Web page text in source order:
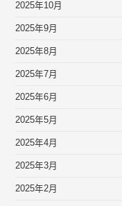
2025年10月
2025年9月
2025年8月
2025年7月
2025年6月
2025年5月
2025年4月
2025年3月
2025年2月